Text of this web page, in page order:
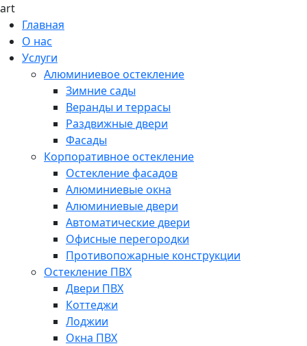
art
Главная
О нас
Услуги
Алюминиевое остекление
Зимние сады
Веранды и террасы
Раздвижные двери
Фасады
Корпоративное остекление
Остекление фасадов
Алюминиевые окна
Алюминиевые двери
Автоматические двери
Офисные перегородки
Противопожарные конструкции
Остекление ПВХ
Двери ПВХ
Коттеджи
Лоджии
Окна ПВХ